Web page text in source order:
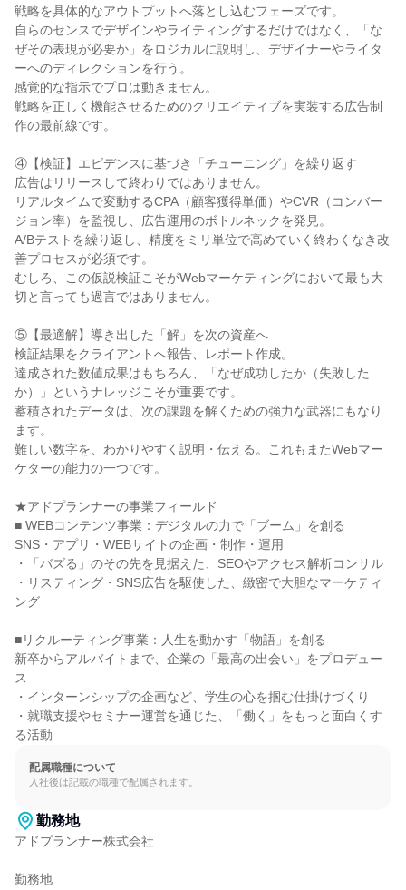
戦略を具体的なアウトプットへ落とし込むフェーズです。
自らのセンスでデザインやライティングするだけではなく、「な
ぜその表現が必要か」をロジカルに説明し、デザイナーやライタ
ーへのディレクションを行う。
感覚的な指示でプロは動きません。
戦略を正しく機能させるためのクリエイティブを実装する広告制
作の最前線です。
④【検証】エビデンスに基づき「チューニング」を繰り返す
広告はリリースして終わりではありません。
リアルタイムで変動するCPA（顧客獲得単価）やCVR（コンバー
ジョン率）を監視し、広告運用のボトルネックを発見。
A/Bテストを繰り返し、精度をミリ単位で高めていく終わくなき改
善プロセスが必須です。
むしろ、この仮説検証こそがWebマーケティングにおいて最も大
切と言っても過言ではありません。
⑤【最適解】導き出した「解」を次の資産へ
検証結果をクライアントへ報告、レポート作成。
達成された数値成果はもちろん、「なぜ成功したか（失敗した
か）」というナレッジこそが重要です。
蓄積されたデータは、次の課題を解くための強力な武器にもなり
ます。
難しい数字を、わかりやすく説明・伝える。これもまたWebマー
ケターの能力の一つです。
★アドプランナーの事業フィールド
■ WEBコンテンツ事業：デジタルの力で「ブーム」を創る
SNS・アプリ・WEBサイトの企画・制作・運用
・「バズる」のその先を見据えた、SEOやアクセス解析コンサル
・リスティング・SNS広告を駆使した、緻密で大胆なマーケティ
ング
■リクルーティング事業：人生を動かす「物語」を創る
新卒からアルバイトまで、企業の「最高の出会い」をプロデュー
ス
・インターンシップの企画など、学生の心を掴む仕掛けづくり
・就職支援やセミナー運営を通じた、「働く」をもっと面白くす
る活動
配属職種について
入社後は記載の職種で配属されます。
勤務地
アドプランナー株式会社
勤務地